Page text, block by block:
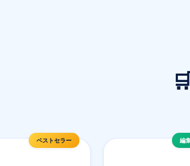
ベストセラー 編